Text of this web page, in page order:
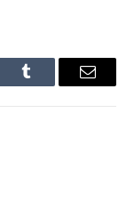
Tumblr Email